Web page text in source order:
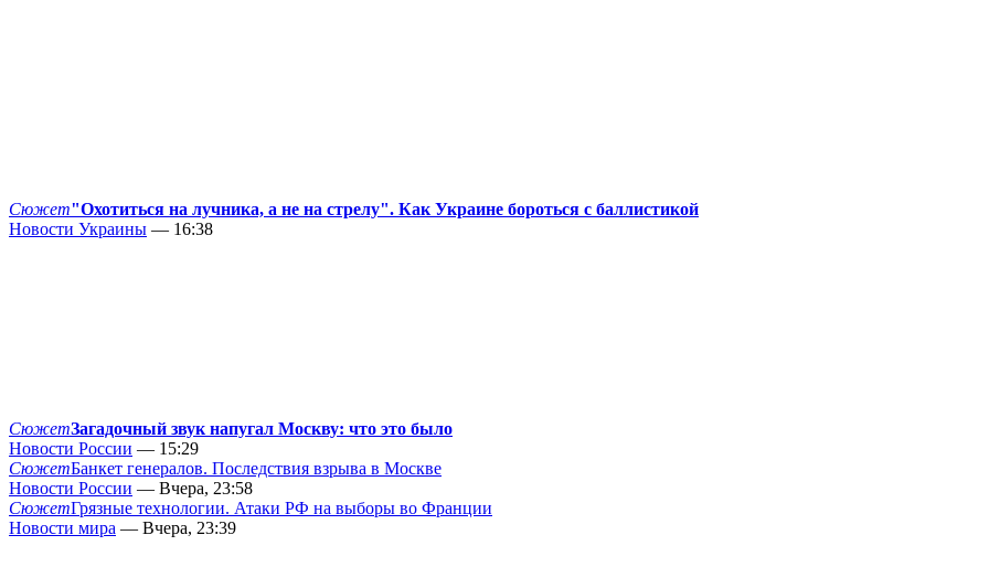
Сюжет"Охотиться на лучника, а не на стрелу". Как Украине бороться с баллистикой
Новости Украины — 16:38
СюжетЗагадочный звук напугал Москву: что это было
Новости России — 15:29
СюжетБанкет генералов. Последствия взрыва в Москве
Новости России — Вчера, 23:58
СюжетГрязные технологии. Атаки РФ на выборы во Франции
Новости мира — Вчера, 23:39